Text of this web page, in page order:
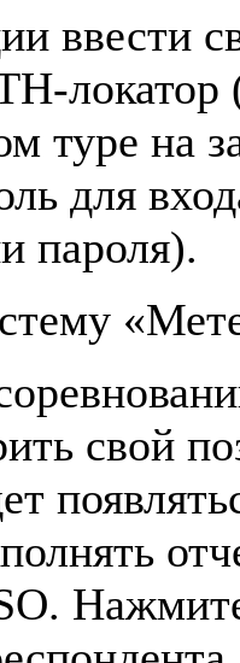
ввести
туре на
для
пароля).
свой